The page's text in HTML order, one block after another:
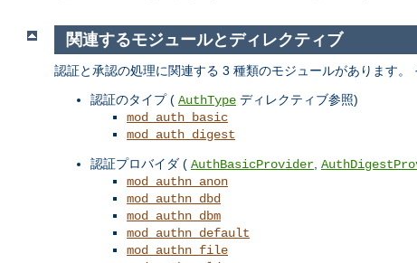
関連するモジュールとディレクティブ
認証と承認の処理に関連する 3 種類のモジュールがあります。
認証のタイプ ( AuthType ディレクティブ参照)
mod_auth_basic
mod_auth_digest
認証プロバイダ ( AuthBasicProvider
mod_authn_anon
mod_authn_dbd
mod_authn_dbm
mod_authn_default
mod_authn_file